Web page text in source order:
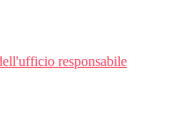
responsabile